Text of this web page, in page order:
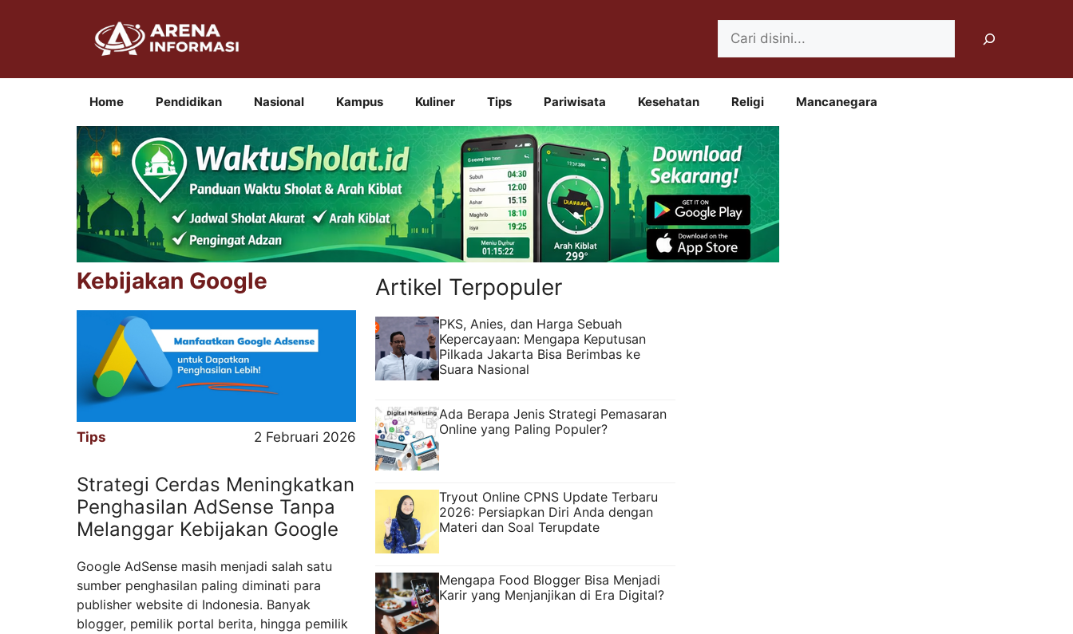
Search
Home Pendidikan Nasional Kampus Kuliner Tips Pariwisata Kesehatan Religi Mancanegara
Kebijakan Google
Tips 2 Februari 2026
Strategi Cerdas Meningkatkan
Penghasilan AdSense Tanpa
Melanggar Kebijakan Google
Google AdSense masih menjadi salah satu
sumber penghasilan paling diminati para
publisher website di Indonesia. Banyak
blogger, pemilik portal berita, hingga pemilik
Artikel Terpopuler
PKS, Anies, dan Harga Sebuah
Kepercayaan: Mengapa Keputusan
Pilkada Jakarta Bisa Berimbas ke
Suara Nasional
Ada Berapa Jenis Strategi Pemasaran
Online yang Paling Populer?
Tryout Online CPNS Update Terbaru
2026: Persiapkan Diri Anda dengan
Materi dan Soal Terupdate
Mengapa Food Blogger Bisa Menjadi
Karir yang Menjanjikan di Era Digital?